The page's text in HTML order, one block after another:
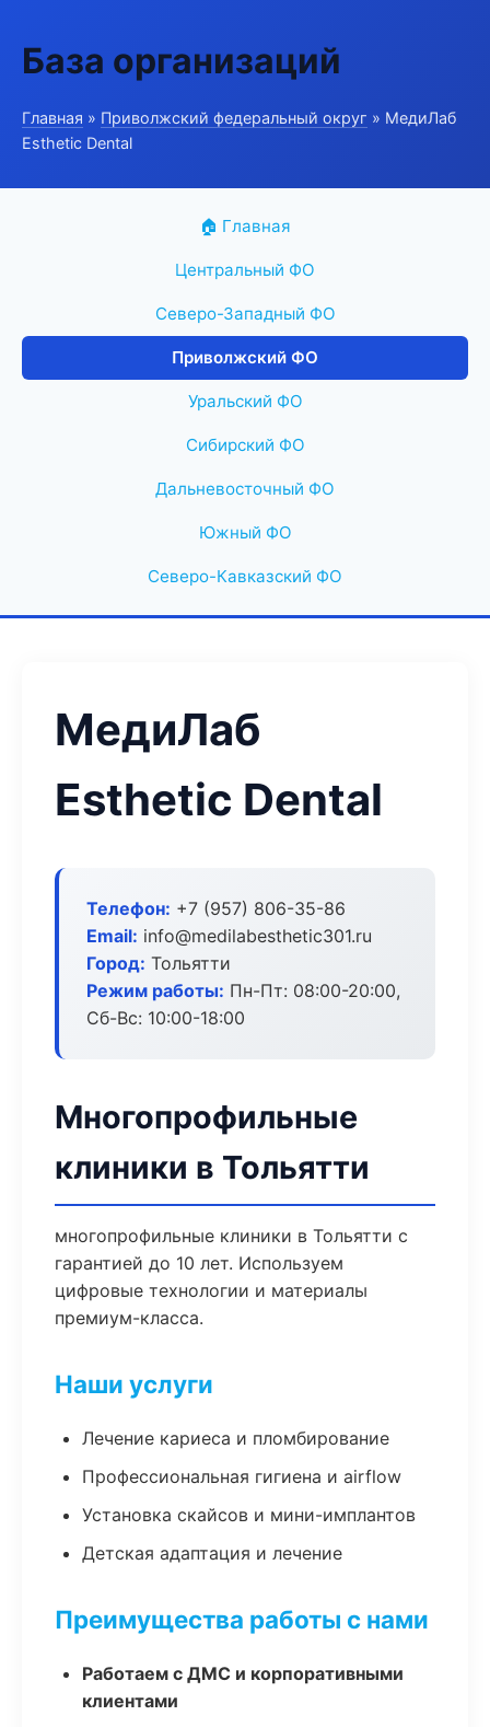
База организаций
Главная » Приволжский федеральный округ » МедиЛаб
Esthetic Dental
🏠 Главная
Центральный ФО
Северо-Западный ФО
Приволжский ФО
Уральский ФО
Сибирский ФО
Дальневосточный ФО
Южный ФО
Северо-Кавказский ФО
МедиЛаб
Esthetic Dental
Телефон: +7 (957) 806-35-86
Email: info@medilabesthetic301.ru
Город: Тольятти
Режим работы: Пн-Пт: 08:00-20:00,
Сб-Вс: 10:00-18:00
Многопрофильные
клиники в Тольятти
многопрофильные клиники в Тольятти с
гарантией до 10 лет. Используем
цифровые технологии и материалы
премиум-класса.
Наши услуги
Лечение кариеса и пломбирование
Профессиональная гигиена и airflow
Установка скайсов и мини-имплантов
Детская адаптация и лечение
Преимущества работы с нами
Работаем с ДМС и корпоративными
клиентами